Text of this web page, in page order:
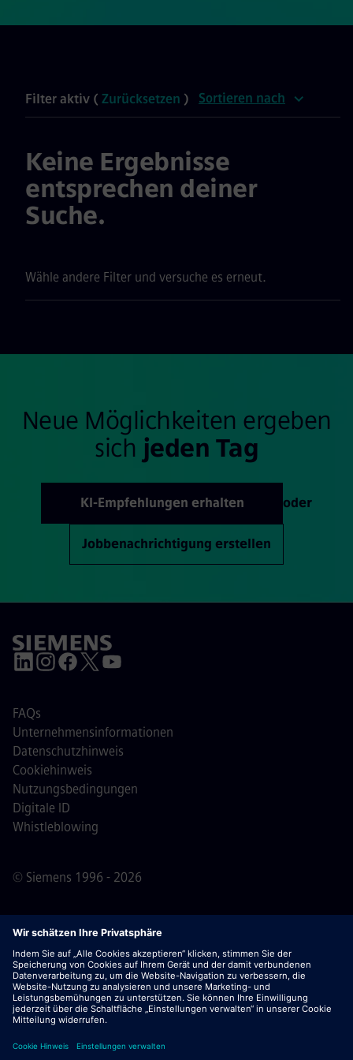
Filter aktiv ( Zurücksetzen ) Sortieren nach
Keine Ergebnisse
entsprechen deiner
Suche.
Wähle andere Filter und versuche es erneut.
Neue Möglichkeiten ergeben
sich jeden Tag
KI-Empfehlungen erhalten oder
Jobbenachrichtigung erstellen
© Siemens 1996 - 2026
FAQs
Unternehmensinformationen
Datenschutzhinweis
Cookiehinweis
Nutzungsbedingungen
Digitale ID
Whistleblowing
Wichtiger Hinweis:Für alle Bewerber: Bitte beachte,
dass Siemens zu keinem Zeitpunkt – weder vor noch
während oder nach dem Bewerbungsprozess – Gebühren
verlangt. Wir fordern keine Bankdaten oder persönlichen
Finanzinformationen als Voraussetzung für eine Einstellung
scheinbar von einem Siemens-Recruiter stammen, es sei